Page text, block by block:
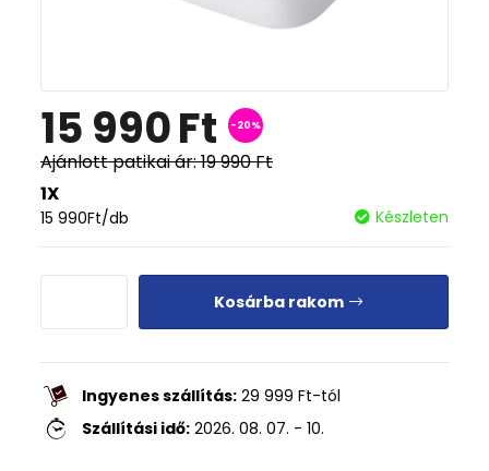
15 990Ft -20%
Ajánlott patikai ár:19 990Ft
1X
15 990Ft/db Készleten
Kosárba rakom
Ingyenes szállítás: 29 999 Ft-tól
Szállítási idő: 2026. 08. 07. - 10.